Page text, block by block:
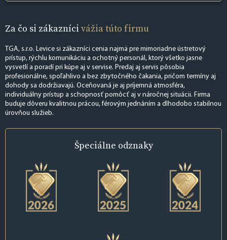
Za čo si zákazníci vážia túto firmu
TGA, s.r.o. Levice si zákazníci cenia najmä pre mimoriadne ústretový
prístup, rýchlu komunikáciu a ochotný personál, ktorý všetko jasne
vysvetlí a poradí pri kúpe aj v servise. Predaj aj servis pôsobia
profesionálne, spoľahlivo a bez zbytočného čakania, pričom termíny aj
dohody sa dodržiavajú. Oceňovaná je aj príjemná atmosféra,
individuálny prístup a schopnosť pomôcť aj v náročnej situácii. Firma
buduje dôveru kvalitnou prácou, férovým jednáním a dlhodobo stabilnou
úrovňou služieb.
Špeciálne odznaky